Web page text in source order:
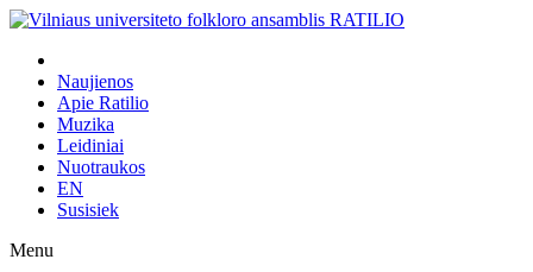
Naujienos
Apie Ratilio
Muzika
Leidiniai
Nuotraukos
EN
Susisiek
Menu